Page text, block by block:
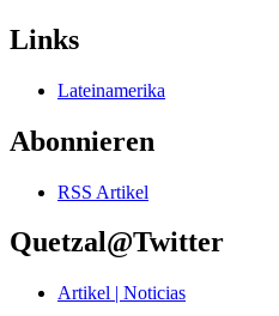
Links
Lateinamerika
Abonnieren
RSS Artikel
Quetzal@Twitter
Artikel | Noticias